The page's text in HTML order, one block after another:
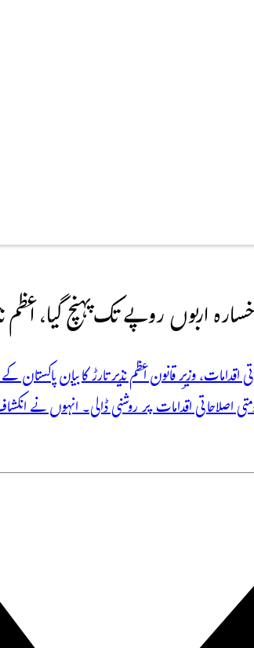
اربوں روپے تک پہنچ گیا، اعظم
وزیرِ قانون اعظم نذیر تارڑ کا بیان
اصلاحاتی اقدامات پر روشنی ڈالی۔ انہوں نے